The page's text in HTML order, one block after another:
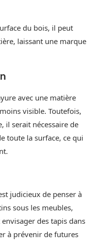
du bois, il peut
laissant une marque
avec une matière
visible. Toutefois,
il serait nécessaire de
toute la surface, ce qui
judicieux de penser à
sous les meubles,
des tapis dans
à prévenir de futures